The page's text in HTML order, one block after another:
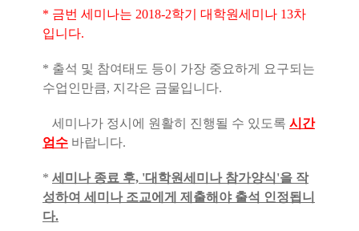
* 금번 세미나는 2018-2학기 대학원세미나 13차
입니다.
* 출석 및 참여태도 등이 가장 중요하게 요구되는
수업인만큼, 지각은 금물입니다.
세미나가 정시에 원활히 진행될 수 있도록 시간
엄수 바랍니다.
* 세미나 종료 후, '대학원세미나 참가양식'을 작
성하여 세미나 조교에게 제출해야 출석 인정됩니
다.